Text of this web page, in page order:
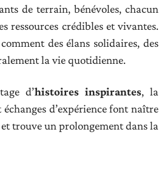
de terrain, bénévoles, chacun
ressources crédibles et vivantes.
des élans solidaires, des
la vie quotidienne.
d’histoires inspirantes, la
d’expérience font naître
trouve un prolongement dans la